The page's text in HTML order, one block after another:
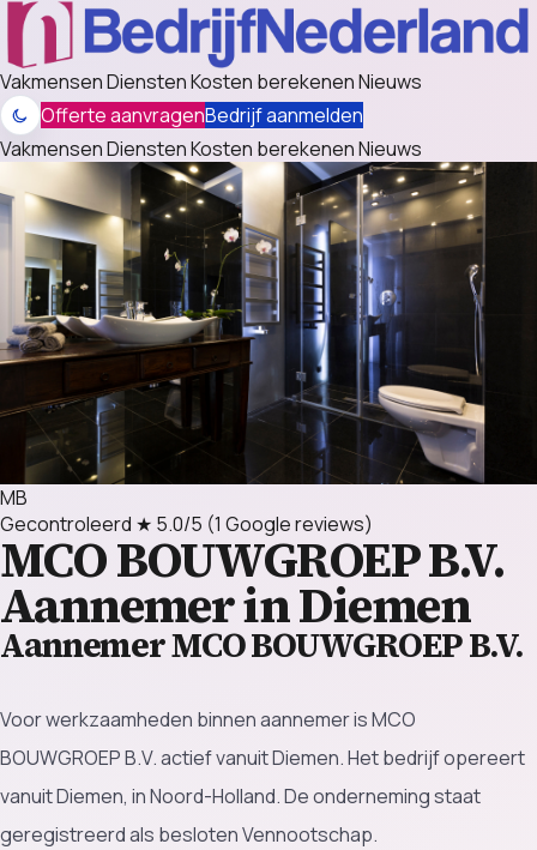
VakmensenDienstenKosten berekenenNieuws
Offerte aanvragenBedrijf aanmelden
VakmensenDienstenKosten berekenenNieuws
MB
Gecontroleerd ★ 5.0/5 (1 Google reviews)
MCO BOUWGROEP B.V.
Aannemer in Diemen
Aannemer MCO BOUWGROEP B.V.
Voor werkzaamheden binnen aannemer is MCO
BOUWGROEP B.V. actief vanuit Diemen. Het bedrijf opereert
vanuit Diemen, in Noord-Holland. De onderneming staat
geregistreerd als besloten Vennootschap.